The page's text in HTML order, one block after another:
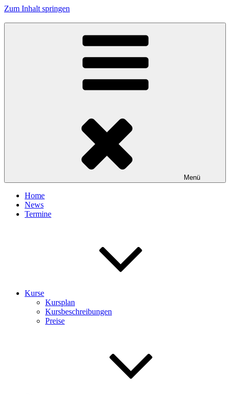
Zum Inhalt springen
Menü
Home
News
Termine
Kurse
Kursplan
Kursbeschreibungen
Preise